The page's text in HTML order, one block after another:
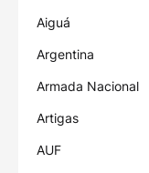
Aiguá
Argentina
Armada Nacional
Artigas
AUF